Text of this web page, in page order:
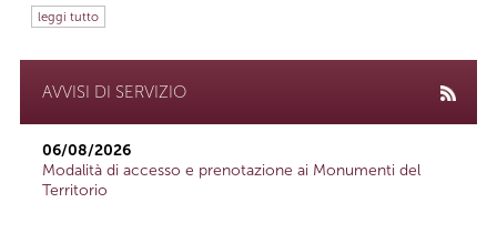
leggi tutto
AVVISI DI SERVIZIO
06/08/2026
Modalità di accesso e prenotazione ai Monumenti del
Territorio